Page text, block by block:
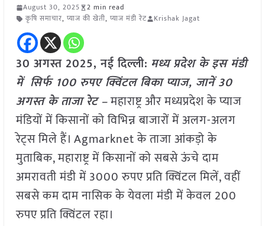
August 30, 2025
2 min read
कृषि समाचार, प्याज की खेती, प्याज मंडी रेट Krishak Jagat
30 अगस्त 2025, नई दिल्ली: मध्य प्रदेश के इस मंडी
में सिर्फ 100 रुपए क्विंटल बिका प्याज, जानें 30
अगस्त के ताजा रेट –महाराष्ट्र और मध्यप्रदेश के प्याज
मंडियों में किसानों को विभिन्न बाजारों में अलग-अलग
रेट्स मिले हैं। Agmarknet के ताजा आंकड़ो के
मुताबिक, महाराष्ट्र में किसानों को सबसे ऊंचे दाम
अमरावती मंडी में 3000 रुपए प्रति क्विंटल मिलें, वहीं
सबसे कम दाम नासिक के येवला मंडी में केवल 200
रुपए प्रति क्विंटल रहा।